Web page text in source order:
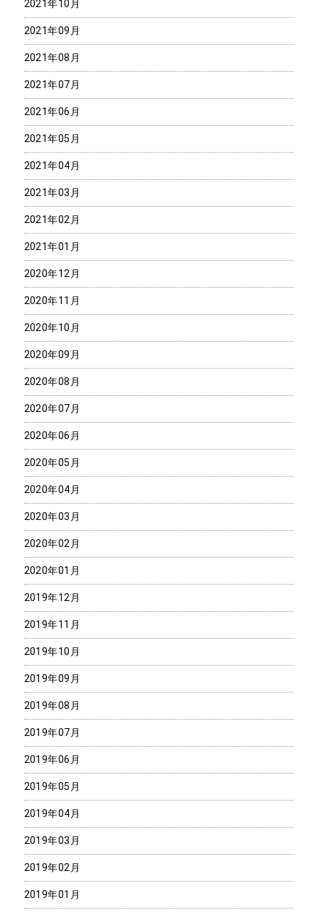
2021年10月
2021年09月
2021年08月
2021年07月
2021年06月
2021年05月
2021年04月
2021年03月
2021年02月
2021年01月
2020年12月
2020年11月
2020年10月
2020年09月
2020年08月
2020年07月
2020年06月
2020年05月
2020年04月
2020年03月
2020年02月
2020年01月
2019年12月
2019年11月
2019年10月
2019年09月
2019年08月
2019年07月
2019年06月
2019年05月
2019年04月
2019年03月
2019年02月
2019年01月